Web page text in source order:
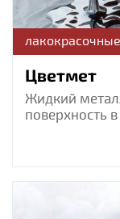
лакокрасочные
Цветмет
Жидкий
поверхность